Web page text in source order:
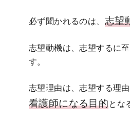
必ず聞かれるのは、 志望
志望動機は、志望するに
す。
志望理由は、志望する理
看護師になる目的とな